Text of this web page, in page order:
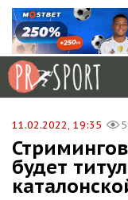
11.02.2022, 19:35
будет